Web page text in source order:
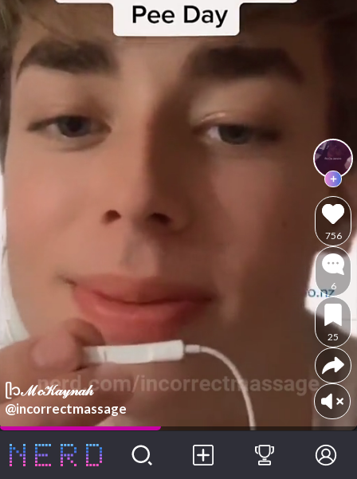
ᥫ᭡ℳ𝒸𝒦𝒶𝓎𝓃𝒶𝒽
@incorrectmassage
756
6
25